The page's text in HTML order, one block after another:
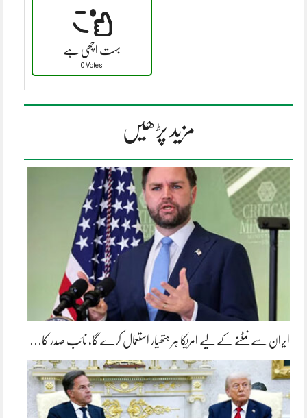
بہت اچھی ہے
0 Votes
مزید پڑھیں
ایران سے نمٹنے کے لیے امریکا ہر ہتھیار استعمال کرے گا، نائب صدر کا…